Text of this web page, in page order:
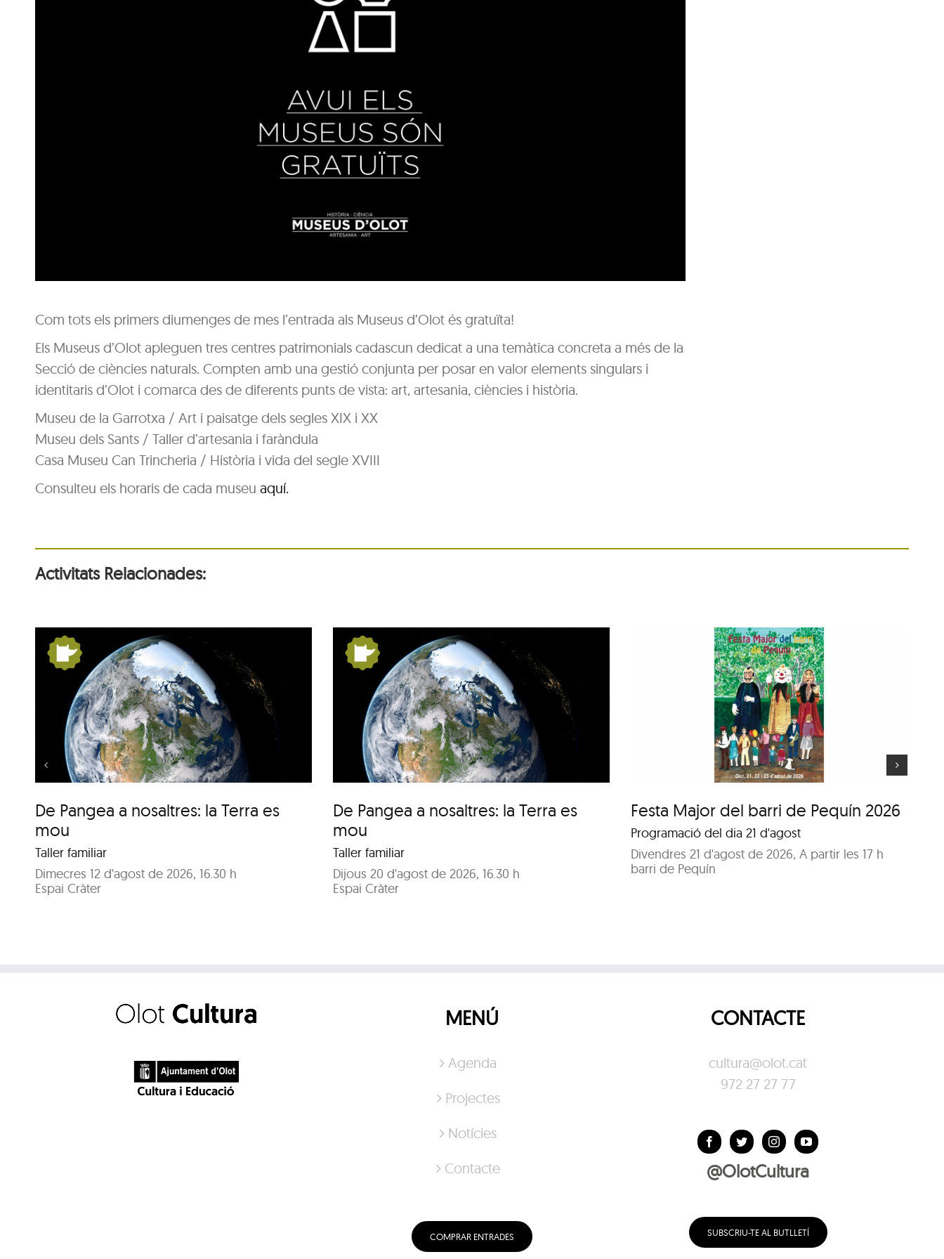
Com tots els primers diumenges de mes l’entrada als Museus d’Olot és gratuïta!
Els Museus d’Olot apleguen tres centres patrimonials cadascun dedicat a una temàtica concreta a més de la
Secció de ciències naturals. Compten amb una gestió conjunta per posar en valor elements singulars i
identitaris d’Olot i comarca des de diferents punts de vista: art, artesania, ciències i història.
Museu de la Garrotxa / Art i paisatge dels segles XIX i XX
Museu dels Sants / Taller d’artesania i faràndula
Casa Museu Can Trincheria / Història i vida del segle XVIII
Consulteu els horaris de cada museu aquí.
Activitats Relacionades:
De Pangea a nosaltres: la Terra es
mou
Taller familiar
Dimecres 12 d'agost de 2026, 16.30 h
Espai Cràter
De Pangea a nosaltres: la
Terra es mou
De Pangea a nosaltres: la Terra es
mou
Taller familiar
Dijous 20 d'agost de 2026, 16.30 h
Espai Cràter
Festa Major del barri de
Pequín 2026
Festa Major del barri de Pequín 2026
Programació del dia 21 d'agost
Divendres 21 d'agost de 2026, A partir les 17 h
barri de Pequín
Festa Major del barri de
Pequín 2026
MENÚ
Agenda
Projectes
Notícies
Contacte
COMPRAR ENTRADES
CONTACTE
cultura@olot.cat
972 27 27 77
@OlotCultura
SUBSCRIU-TE AL BUTLLETÍ